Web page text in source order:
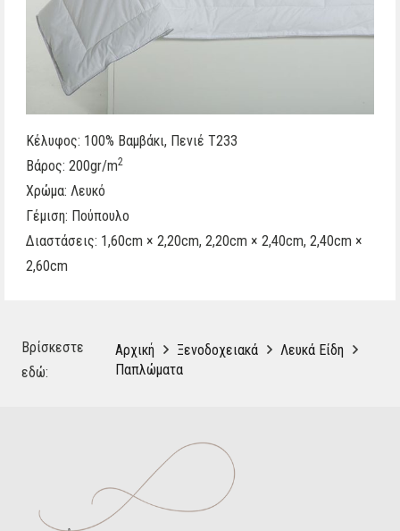
ΕΠΙΚΟΙΝΩΝΙΑ
Κέλυφος: 100% Βαμβάκι, Πενιέ T233
Βάρος: 200gr/m2
Χρώμα: Λευκό
Γέμιση: Πούπουλο
Διαστάσεις: 1,60cm × 2,20cm, 2,20cm × 2,40cm, 2,40cm ×
2,60cm
Βρίσκεστε
εδώ:
Αρχική Ξενοδοχειακά
Λευκά Είδη
Παπλώματα